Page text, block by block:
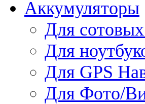
Аккумуляторы
Для
Для
Для GPS
Для Фото/